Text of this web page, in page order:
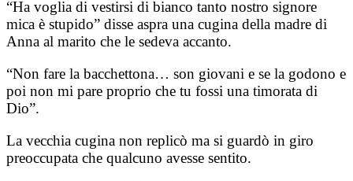
“Ha voglia di vestirsi di bianco tanto nostro signore
mica è stupido” disse aspra una cugina della madre di
Anna al marito che le sedeva accanto.
“Non fare la bacchettona… son giovani e se la godono e
poi non mi pare proprio che tu fossi una timorata di
Dio”.
La vecchia cugina non replicò ma si guardò in giro
preoccupata che qualcuno avesse sentito.